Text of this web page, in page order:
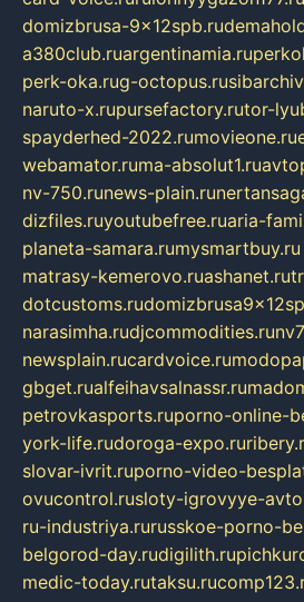
domizbrusa-9x12spb.ru
a380club.ruargentinamia.ru
perk-oka.rug-octopus.ru
naruto-x.rupursefactory.rutor-
spayderhed-2022.rumovieone.ru
webamator.ruma-absolut1.ru
nv-750.runews-plain.ru
dizfiles.ruyoutubefree.ruaria-
planeta-samara.rumysmartbuy.ru
matrasy-kemerovo.ruashanet.ru
dotcustoms.ru
narasimha.rudjcommodities.ru
newsplain.rucardvoice.ru
gbget.rualfeihavsalnassr.ru
petrovkasports.ruporno-online-
york-life.rudoroga-expo.ru
slovar-ivrit.ruporno-video-
ovucontrol.rusloty-igrovyye-
ru-industriya.rurusskoe-porno-
belgorod-day.rudigilith.ru
medic-today.rutaksu.ru